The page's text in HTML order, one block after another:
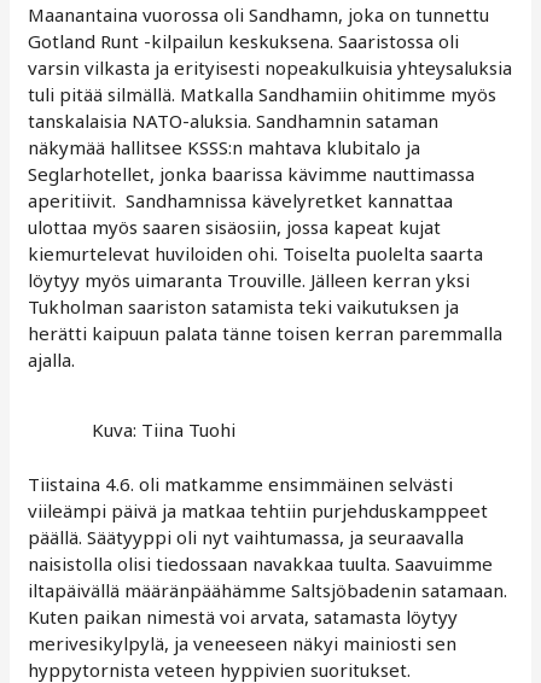
Maanantaina vuorossa oli Sandhamn, joka on tunnettu
Gotland Runt -kilpailun keskuksena. Saaristossa oli
varsin vilkasta ja erityisesti nopeakulkuisia yhteysaluksia
tuli pitää silmällä. Matkalla Sandhamiin ohitimme myös
tanskalaisia NATO-aluksia. Sandhamnin sataman
näkymää hallitsee KSSS:n mahtava klubitalo ja
Seglarhotellet, jonka baarissa kävimme nauttimassa
aperitiivit. Sandhamnissa kävelyretket kannattaa
ulottaa myös saaren sisäosiin, jossa kapeat kujat
kiemurtelevat huviloiden ohi. Toiselta puolelta saarta
löytyy myös uimaranta Trouville. Jälleen kerran yksi
Tukholman saariston satamista teki vaikutuksen ja
herätti kaipuun palata tänne toisen kerran paremmalla
ajalla.
Kuva: Tiina Tuohi
Tiistaina 4.6. oli matkamme ensimmäinen selvästi
viileämpi päivä ja matkaa tehtiin purjehduskamppeet
päällä. Säätyyppi oli nyt vaihtumassa, ja seuraavalla
naisistolla olisi tiedossaan navakkaa tuulta. Saavuimme
iltapäivällä määränpäähämme Saltsjöbadenin satamaan.
Kuten paikan nimestä voi arvata, satamasta löytyy
merivesikylpylä, ja veneeseen näkyi mainiosti sen
hyppytornista veteen hyppivien suoritukset.